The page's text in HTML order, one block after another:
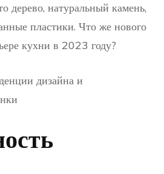
дерево, натуральный камень,
пластики. Что же нового
кухни в 2023 году?